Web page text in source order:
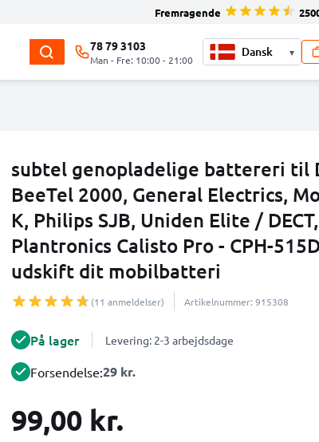
Fremragende
78 79 3103
Man - Fre: 10:00 - 21:00
▾
subtel genopladelige battereri til
BeeTel 2000, General Electrics,
K, Philips SJB, Uniden Elite /
Plantronics Calisto Pro - CPH-
udskift dit mobilbatteri
(11 anmeldelser) Artikelnummer: 915308
På lager Levering: 2-3 arbejdsdage
Forsendelse:29 kr.
99,00 kr.